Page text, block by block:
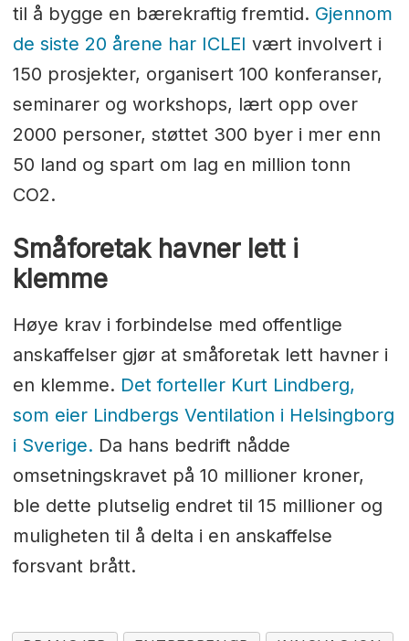
til å bygge en bærekraftig fremtid. Gjennom
de siste 20 årene har ICLEI vært involvert i
150 prosjekter, organisert 100 konferanser,
seminarer og workshops, lært opp over
2000 personer, støttet 300 byer i mer enn
50 land og spart om lag en million tonn
CO2.
Småforetak havner lett i
klemme
Høye krav i forbindelse med offentlige
anskaffelser gjør at småforetak lett havner i
en klemme. Det forteller Kurt Lindberg,
som eier Lindbergs Ventilation i Helsingborg
i Sverige. Da hans bedrift nådde
omsetningskravet på 10 millioner kroner,
ble dette plutselig endret til 15 millioner og
muligheten til å delta i en anskaffelse
forsvant brått.